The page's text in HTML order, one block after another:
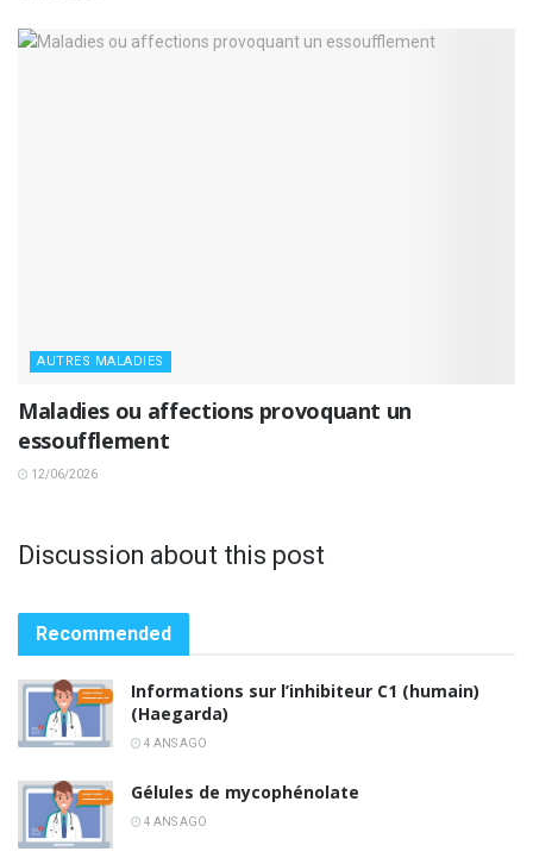
AUTRES MALADIES
Maladies ou affections provoquant un
essoufflement
12/06/2026
Discussion about this post
Recommended
Informations sur l’inhibiteur C1 (humain)
(Haegarda)
4 ANS AGO
Gélules de mycophénolate
4 ANS AGO